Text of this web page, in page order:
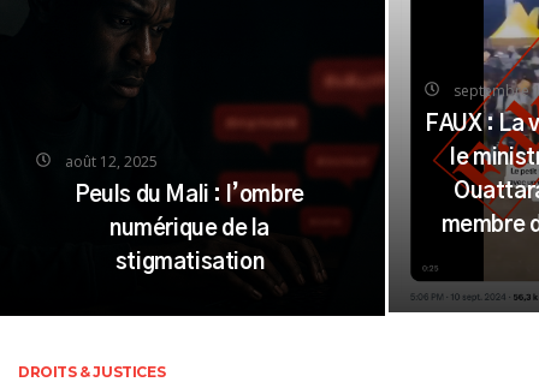
août 12, 2025
Peuls du Mali : l’ombre
numérique de la
stigmatisation
septembre
FAUX : La
le
membre
DROITS & JUSTICES